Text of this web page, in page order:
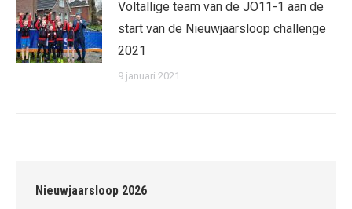
Voltallige team van de JO11-1 aan de
start van de Nieuwjaarsloop challenge
2021
9 januari 2021
Nieuwjaarsloop 2026